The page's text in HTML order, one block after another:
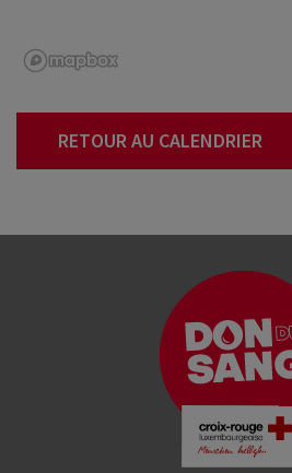
RETOUR AU CALENDRIER